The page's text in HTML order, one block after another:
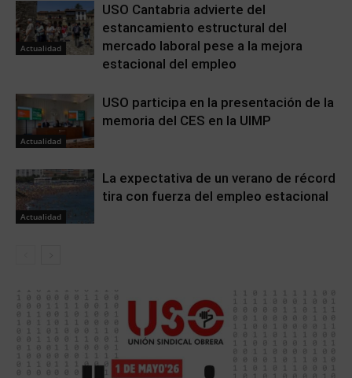
Actualidad
USO Cantabria advierte del
estancamiento estructural del
mercado laboral pese a la mejora
estacional del empleo
Actualidad
USO participa en la presentación de la
memoria del CES en la UIMP
Actualidad
La expectativa de un verano de récord
tira con fuerza del empleo estacional